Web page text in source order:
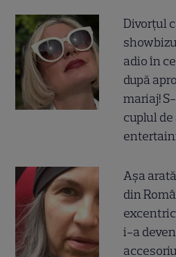
Divorțul
adio în
după
mariaj!
cuplul
Așa
din
i-a